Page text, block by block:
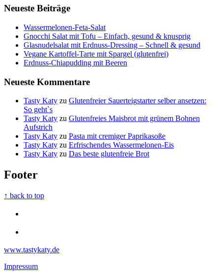
Neueste Beiträge
Wassermelonen-Feta-Salat
Gnocchi Salat mit Tofu – Einfach, gesund & knusprig
Glasnudelsalat mit Erdnuss-Dressing – Schnell & gesund
Vegane Kartoffel-Tarte mit Spargel (glutenfrei)
Erdnuss-Chiapudding mit Beeren
Neueste Kommentare
Tasty Katy zu Glutenfreier Sauerteigstarter selber ansetzen:
So geht`s
Tasty Katy zu Glutenfreies Maisbrot mit grünem Bohnen
Aufstrich
Tasty Katy zu Pasta mit cremiger Paprikasoße
Tasty Katy zu Erfrischendes Wassermelonen-Eis
Tasty Katy zu Das beste glutenfreie Brot
Footer
↑ back to top
www.tastykaty.de
Impressum